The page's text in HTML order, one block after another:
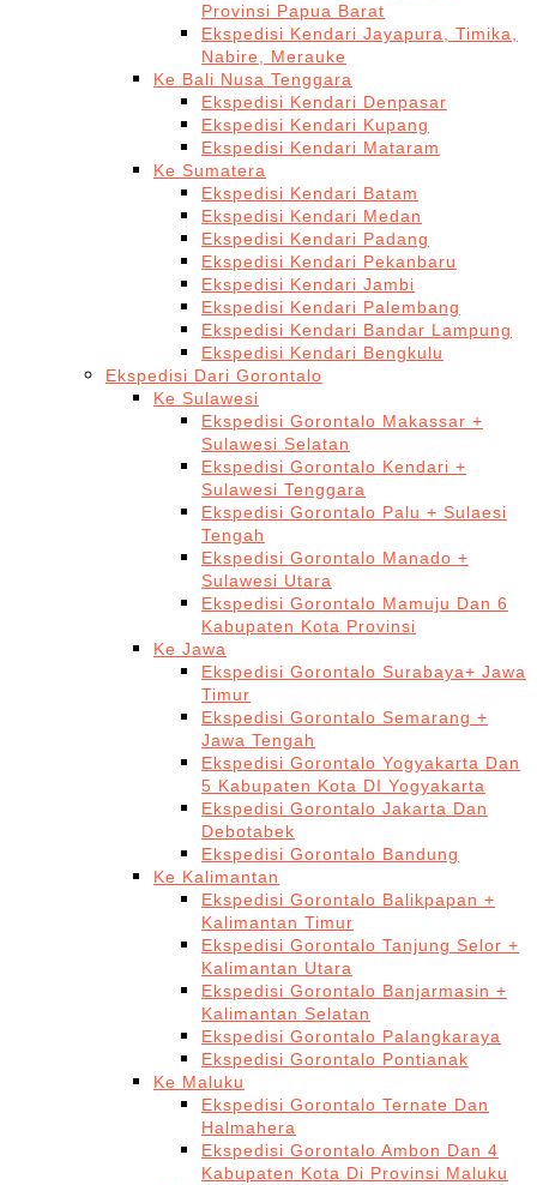
Provinsi Papua Barat
Ekspedisi Kendari Jayapura, Timika,
Nabire, Merauke
Ke Bali Nusa Tenggara
Ekspedisi Kendari Denpasar
Ekspedisi Kendari Kupang
Ekspedisi Kendari Mataram
Ke Sumatera
Ekspedisi Kendari Batam
Ekspedisi Kendari Medan
Ekspedisi Kendari Padang
Ekspedisi Kendari Pekanbaru
Ekspedisi Kendari Jambi
Ekspedisi Kendari Palembang
Ekspedisi Kendari Bandar Lampung
Ekspedisi Kendari Bengkulu
Ekspedisi Dari Gorontalo
Ke Sulawesi
Ekspedisi Gorontalo Makassar +
Sulawesi Selatan
Ekspedisi Gorontalo Kendari +
Sulawesi Tenggara
Ekspedisi Gorontalo Palu + Sulaesi
Tengah
Ekspedisi Gorontalo Manado +
Sulawesi Utara
Ekspedisi Gorontalo Mamuju Dan 6
Kabupaten Kota Provinsi
Ke Jawa
Ekspedisi Gorontalo Surabaya+ Jawa
Timur
Ekspedisi Gorontalo Semarang +
Jawa Tengah
Ekspedisi Gorontalo Yogyakarta Dan
5 Kabupaten Kota DI Yogyakarta
Ekspedisi Gorontalo Jakarta Dan
Debotabek
Ekspedisi Gorontalo Bandung
Ke Kalimantan
Ekspedisi Gorontalo Balikpapan +
Kalimantan Timur
Ekspedisi Gorontalo Tanjung Selor +
Kalimantan Utara
Ekspedisi Gorontalo Banjarmasin +
Kalimantan Selatan
Ekspedisi Gorontalo Palangkaraya
Ekspedisi Gorontalo Pontianak
Ke Maluku
Ekspedisi Gorontalo Ternate Dan
Halmahera
Ekspedisi Gorontalo Ambon Dan 4
Kabupaten Kota Di Provinsi Maluku